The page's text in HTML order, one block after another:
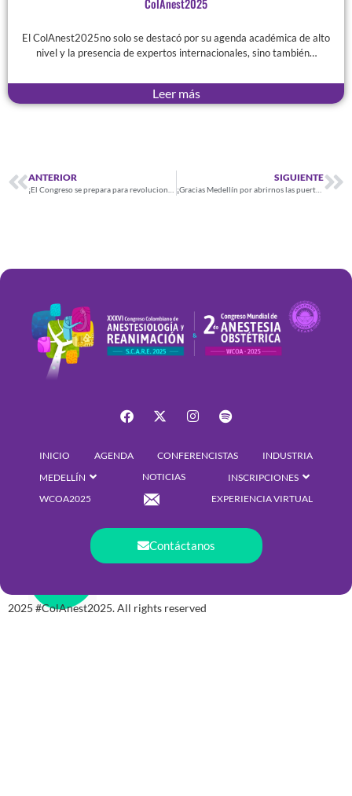
ColAnest2025
El ColAnest2025no solo se destacó por su agenda académica de alto
nivel y la presencia de expertos internacionales, sino también…
Leer más
ANTERIOR SIGUIENTE
¡Gracias Medellín por abrirnos las puertas!
INICIO AGENDA CONFERENCISTAS INDUSTRIA
MEDELLÍN NOTICIAS INSCRIPCIONES
WCOA2025 EXPERIENCIA VIRTUAL
Contáctanos
2025 #ColAnest2025. All rights reserved